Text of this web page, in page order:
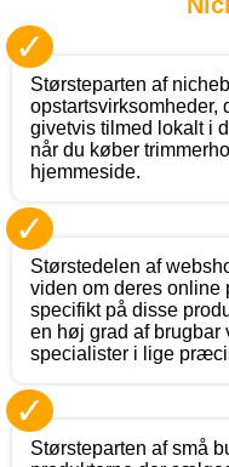
✓
Størsteparten af
opstartsvirksomheder,
givetvis tilmed lokalt i
når du køber
hjemmeside.
✓
Størstedelen af
viden om deres online
specifikt på disse
en høj grad af brugbar
specialister i lige
✓
Størsteparten af små